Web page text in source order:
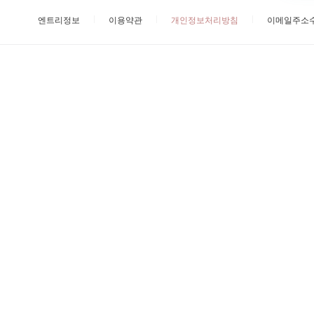
엔트리정보 이용약관 개인정보처리방침 이메일주소